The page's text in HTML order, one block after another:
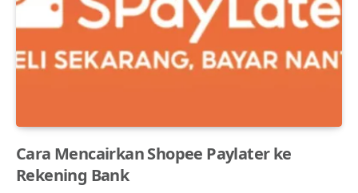
Cara Mencairkan Shopee Paylater ke
Rekening Bank